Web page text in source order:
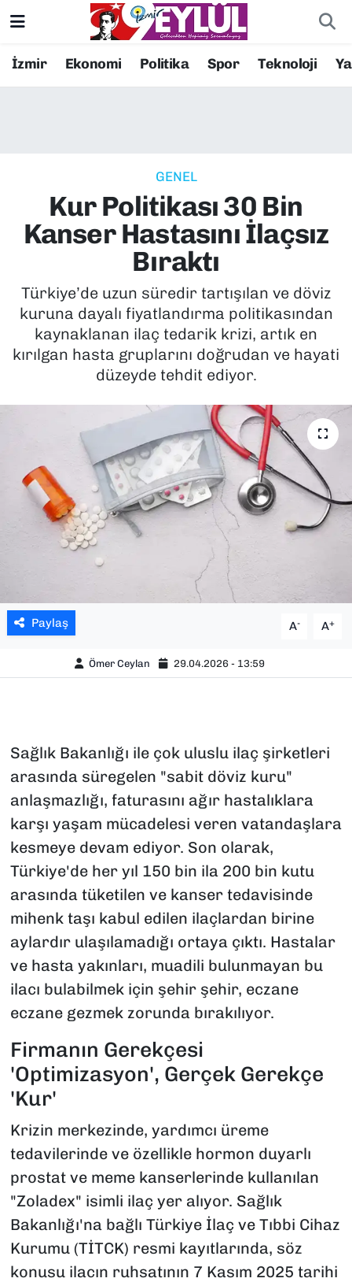
İzmir Ekonomi Politika Spor Teknoloji
GENEL
Kur Politikası 30 Bin
Kanser Hastasını İlaçsız
Bıraktı
Türkiye’de uzun süredir tartışılan ve döviz
kuruna dayalı fiyatlandırma politikasından
kaynaklanan ilaç tedarik krizi, artık en
kırılgan hasta gruplarını doğrudan ve hayati
düzeyde tehdit ediyor.
Paylaş A- A+
Ömer Ceylan 29.04.2026 - 13:59
Sağlık Bakanlığı ile çok uluslu ilaç şirketleri
arasında süregelen "sabit döviz kuru"
anlaşmazlığı, faturasını ağır hastalıklara
karşı yaşam mücadelesi veren vatandaşlara
kesmeye devam ediyor. Son olarak,
Türkiye'de her yıl 150 bin ila 200 bin kutu
arasında tüketilen ve kanser tedavisinde
mihenk taşı kabul edilen ilaçlardan birine
aylardır ulaşılamadığı ortaya çıktı. Hastalar
ve hasta yakınları, muadili bulunmayan bu
ilacı bulabilmek için şehir şehir, eczane
eczane gezmek zorunda bırakılıyor.
Firmanın Gerekçesi
'Optimizasyon', Gerçek Gerekçe
'Kur'
Krizin merkezinde, yardımcı üreme
tedavilerinde ve özellikle hormon duyarlı
prostat ve meme kanserlerinde kullanılan
"Zoladex" isimli ilaç yer alıyor. Sağlık
Bakanlığı'na bağlı Türkiye İlaç ve Tıbbi Cihaz
Kurumu (TİTCK) resmi kayıtlarında, söz
konusu ilacın ruhsatının 7 Kasım 2025 tarihi
Resmi İlanlar
EKONOMİ
KÜLTÜR SANAT
MAGAZİN
POLİTİKA
TEKNOLOJİ
YAŞAM
YEREL YÖNETİMLER
Konak Nöbetçi Eczaneler
Süper Lig Puan Durumu ve Fikstür
Tüm Manşetler
Son Dakika Haberleri
Haber Arşivi